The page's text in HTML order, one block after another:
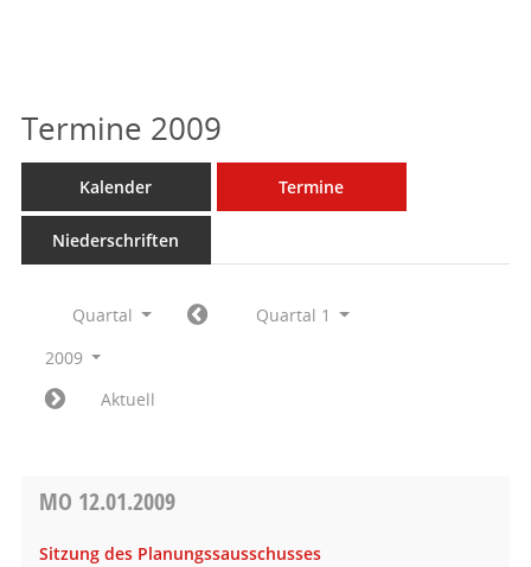
Termine 2009
Kalender Termine
Niederschriften
Quartal
Quartal 1
2009
Aktuell
MO 12.01.2009
Sitzung des Planungssausschusses